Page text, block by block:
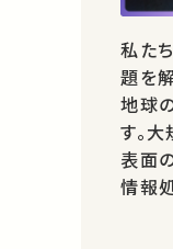
私た
題を
地球
す。
表面
情報